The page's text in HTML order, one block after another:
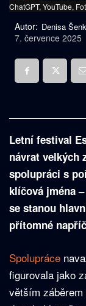
ChatGPT, YouTube,
Autor: Denisa
7. července 2025
Letní festival
návrat velkých
spolupráci s
klíčová jména
se stanou
přítomné
Spolupráce
figurovala jako
větším